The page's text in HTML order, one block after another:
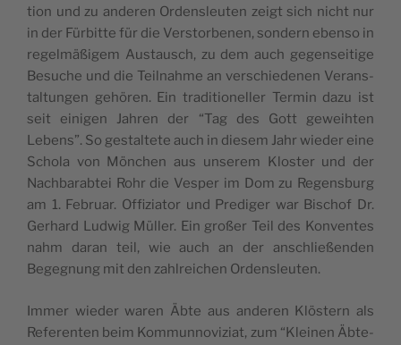
tion und zu ande­ren Ordens­leu­ten zeigt sich nicht nur
in der Für­bit­te für die Vers­tor­be­nen, son­dern eben­so in
regel­mäßi­gem Aus­tausch, zu dem auch gegen­sei­ti­ge
Besu­che und die Teil­nah­me an vers­chie­de­nen Verans­
tal­tun­gen gehö­ren. Ein tra­di­tio­ne­ller Ter­min dazu ist
seit eini­gen Jah­ren der “Tag des Gott geweih­ten
Lebens”. So ges­tal­te­te auch in die­sem Jahr wie­der eine
Scho­la von Mön­chen aus unse­rem Klos­ter und der
Nach­ba­rab­tei Rohr die Ves­per im Dom zu Regens­burg
am 1. Februar. Offi­zia­tor und Pre­di­ger war Bis­chof Dr.
Gerhard Lud­wig Müller. Ein großer Teil des Kon­ven­tes
nahm daran teil, wie auch an der ans­chließen­den
Begeg­nung mit den zahl­rei­chen Ordensleuten.
Immer wie­der waren Äbte aus ande­ren Klös­tern als
Refe­ren­ten beim Kom­mun­no­vi­ziat, zum “Klei­nen Äbte­